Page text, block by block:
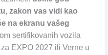
zakon vas vidi kao
na ekranu vašeg
sertifikovanih vozila
EXPO 2027 ili Verne u